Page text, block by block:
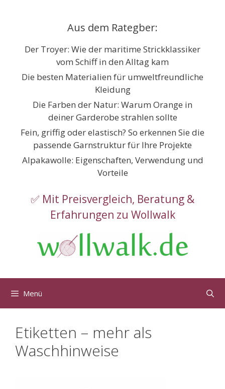
Aus dem Rategber:
Der Troyer: Wie der maritime Strickklassiker
vom Schiff in den Alltag kam
Die besten Materialien für umweltfreundliche
Kleidung
Die Farben der Natur: Warum Orange in
deiner Garderobe strahlen sollte
Fein, griffig oder elastisch? So erkennen Sie die
passende Garnstruktur für Ihre Projekte
Alpakawolle: Eigenschaften, Verwendung und
Vorteile
✅ Mit Preisvergleich, Beratung &
Erfahrungen zu Wollwalk
Menü
Etiketten – mehr als
Waschhinweise